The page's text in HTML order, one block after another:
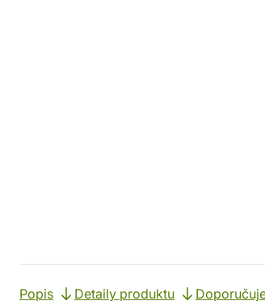
Popis Detaily produktu